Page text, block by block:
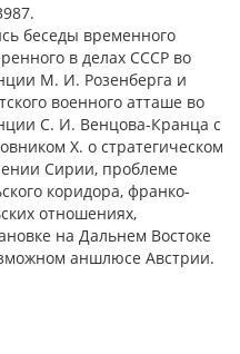
беседы временного
в делах СССР во
М. И. Розенберга и
военного атташе во
С. И. Венцова-Кранца с
Х. о стратегическом
Сирии, проблеме
коридора, франко-
отношениях,
на Дальнем Востоке
аншлюсе Австрии.